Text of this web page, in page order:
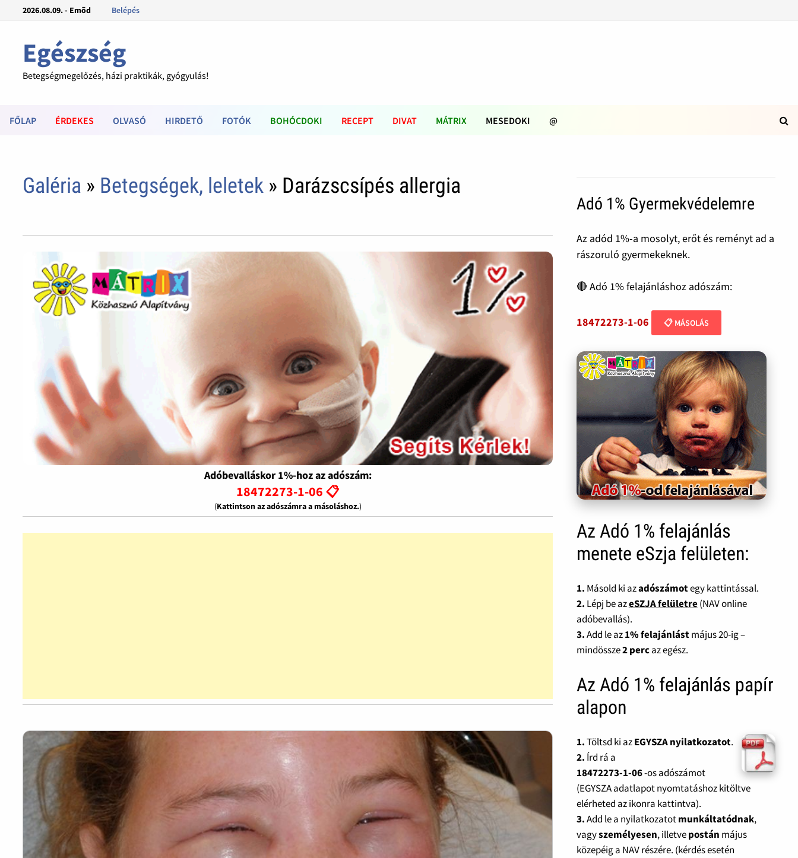
2026.08.09. - Emõd Belépés
Egészség
Betegségmegelőzés, házi praktikák, gyógyulás!
FŐLAP ÉRDEKES OLVASÓ HIRDETŐ FOTÓK BOHÓCDOKI RECEPT DIVAT MÁTRIX MESEDOKI @
Galéria » Betegségek, leletek » Darázscsípés allergia
Adóbevalláskor 1%-hoz az adószám:
18472273-1-06 📋
(Kattintson az adószámra a másoláshoz.)
Adó 1% Gyermekvédelemre
Az adód 1%-a mosolyt, erőt és reményt ad a
rászoruló gyermekeknek.
🔴 Adó 1% felajánláshoz adószám:
18472273-1-06 📋 MÁSOLÁS
Az Adó 1% felajánlás
menete eSzja felületen:
1. Másold ki azadószámotegy kattintással.
2. Lépj be azeSZJA felületre(NAV online
adóbevallás).
3.Add le az1% felajánlástmájus 20-ig –
mindössze2 percaz egész.
Az Adó 1% felajánlás papír
alapon
1.Töltsd ki azEGYSZA nyilatkozatot.
2. Írd rá a
18472273-1-06-os adószámot
(EGYSZA adatlapot nyomtatáshoz kitöltve
elérheted az ikonra kattintva).
3.Add le a nyilatkozatotmunkáltatódnak,
vagyszemélyesen, illetvepostán május
közepéig a NAV részére. (kérdés esetén